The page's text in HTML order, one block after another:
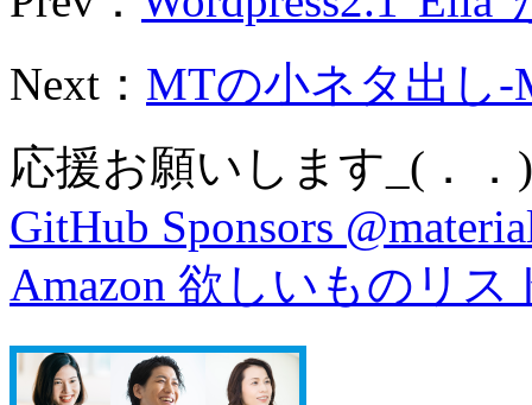
Next： MTの小ネタ出し-
応援お願いします_(．．
GitHub Sponsors
Amazon 欲しいものリス